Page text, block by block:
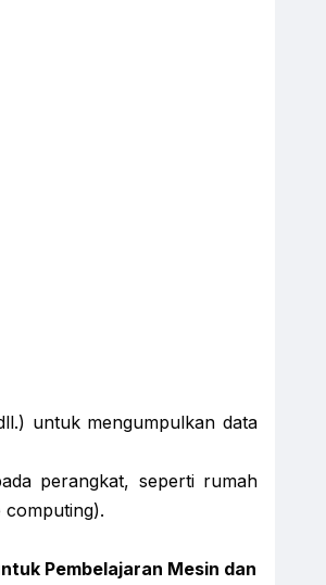
untuk mengumpulkan data
perangkat, seperti rumah
Pembelajaran Mesin dan